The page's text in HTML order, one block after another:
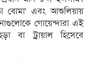
বোমা' এবং আশুলিয়ায়
গোয়েন্দারা এই
বা ট্রায়াল হিসেবে